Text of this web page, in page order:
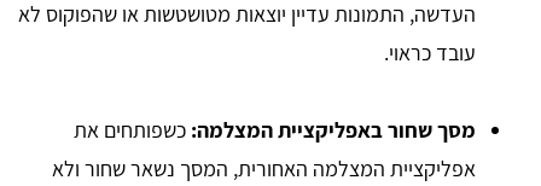
העדשה, התמונות עדיין יוצאות מטושטשות או שהפוקוס לא
עובד כראוי.
מסך שחור באפליקציית המצלמה: כשפותחים את
אפליקציית המצלמה האחורית, המסך נשאר שחור ולא